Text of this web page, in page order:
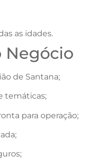
as idades.
Negócio
de Santana;
temáticas;
para operação;